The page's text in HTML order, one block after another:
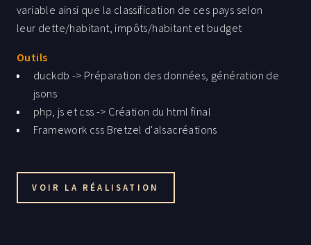
variable ainsi que la classification de ces pays selon
leur dette/habitant, impôts/habitant et budget
la souris, son "parcours" est mis en avant. Au survol d'un
cercle avec la souris, une infobulle indique la valeur de
la dépense. En cliquant sur un pays, apparaissent des
indicateurs d'évolution des dépenses et de
démographie, ainsi qu'un rappel des classements du
Outils
duckdb -> Préparation des données, génération de
jsons
php, js et css -> Création du html final
Framework css Bretzel d'alsacréations
VOIR LA RÉALISATION